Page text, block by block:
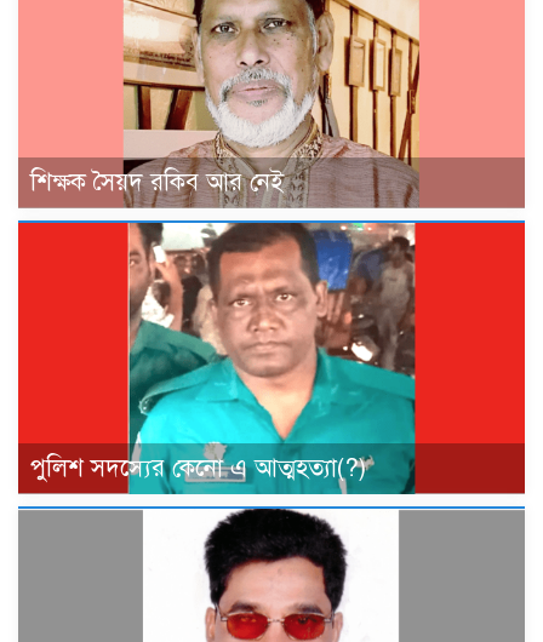
শিক্ষক সৈয়দ রকিব আর নেই
পুলিশ সদস্যের কেনো এ আত্মহত্যা(?)